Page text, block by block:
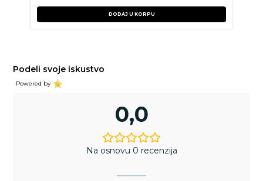
DODAJ U KORPU
Podeli svoje iskustvo
Powered by
0,0
Na osnovu 0 recenzija